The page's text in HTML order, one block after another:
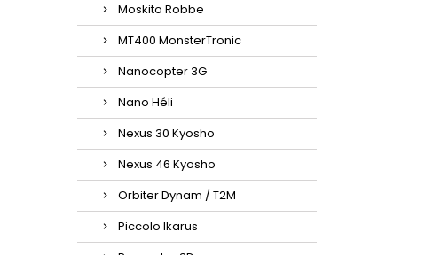
Moskito Robbe
MT400 MonsterTronic
Nanocopter 3G
Nano Héli
Nexus 30 Kyosho
Nexus 46 Kyosho
Orbiter Dynam / T2M
Piccolo Ikarus